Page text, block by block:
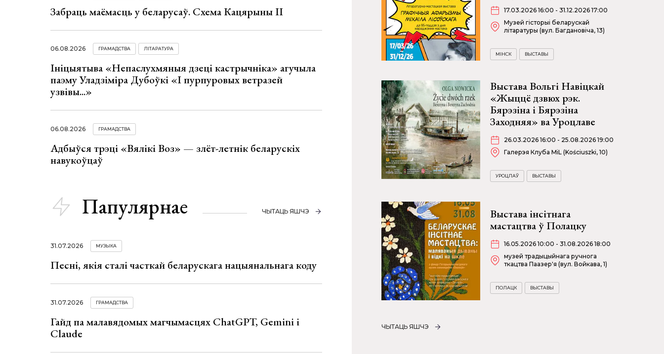
Забраць маёмасць у беларусаў. Схема Кацярыны ІІ
06.08.2026 ГРАМАДСТВА ЛІТАРАТУРА
Ініцыятыва «Непаслухмяныя дзеці кастрычніка» агучыла
паэму Уладзіміра Дубоўкі «І пурпуровых ветразей
узвівы...»
06.08.2026 ГРАМАДСТВА
Адбыўся трэці «Вялікі Воз» — злёт-летнік беларускіх
навукоўцаў
Папулярнае ЧЫТАЦЬ ЯШЧЭ
31.07.2026 МУЗЫКА
Песні, якія сталі часткай беларускага нацыянальнага коду
31.07.2026 ГРАМАДСТВА
Гайд па малавядомых магчымасцях ChatGPT, Gemini і
Claude
17.03.2026 16:00 - 31.12.2026 17:00
Музей гісторыі беларускай
літаратуры (вул. Багдановіча, 13)
МІНСК ВЫСТАВЫ
Выстава Вольгі Навіцкай
«Жыццё дзвюх рэк.
Бярэзіна і Бярэзіна
Заходняя» ва Уроцлаве
26.03.2026 16:00 - 25.08.2026 19:00
Галерэя Клуба MiL (Kościuszki, 10)
УРОЦЛАЎ ВЫСТАВЫ
Выстава інсітнага
мастацтва ў Полацку
16.05.2026 10:00 - 31.08.2026 18:00
музей традыцыйнага ручнога
ткацтва Паазер'я (вул. Войкава, 1)
ПОЛАЦК ВЫСТАВЫ
ЧЫТАЦЬ ЯШЧЭ